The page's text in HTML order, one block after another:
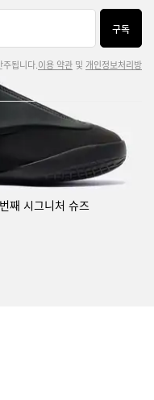
구독
됩니다. 이용 약관 및 개인정보처리방
째 시그니처 슈즈